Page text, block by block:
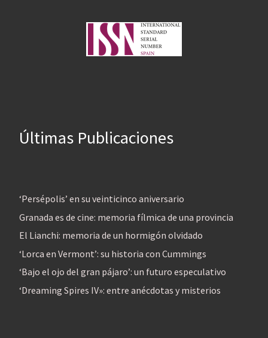
Últimas Publicaciones
‘Persépolis’ en su veinticinco aniversario
Granada es de cine: memoria fílmica de una provincia
El Lianchi: memoria de un hormigón olvidado
‘Lorca en Vermont’: su historia con Cummings
‘Bajo el ojo del gran pájaro’: un futuro especulativo
‘Dreaming Spires IV»: entre anécdotas y misterios